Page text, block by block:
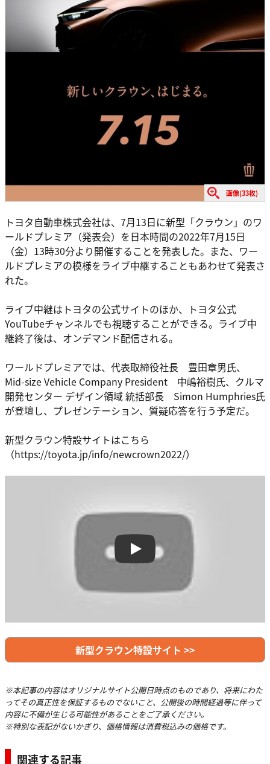
画像(33枚)
トヨタ自動車株式会社は、7月13日に新型「クラウン」のワ
ールドプレミア（発表会）を日本時間の2022年7月15日
（金）13時30分より開催することを発表した。また、ワー
ルドプレミアの模様をライブ中継することもあわせて発表さ
れた。
ライブ中継はトヨタの公式サイトのほか、トヨタ公式
YouTubeチャンネルでも視聴することができる。ライブ中
継終了後は、オンデマンド配信される。
ワールドプレミアでは、代表取締役社長 豊田章男氏、
Mid-size Vehicle Company President 中嶋裕樹氏、クルマ
開発センター デザイン領域 統括部長 Simon Humphries氏
が登壇し、プレゼンテーション、質疑応答を行う予定だ。
新型クラウン特設サイトはこちら
（https://toyota.jp/info/newcrown2022/）
Play
新型クラウン特設サイト >>
※本記事の内容はオリジナルサイト公開日時点のものであり、将来にわた
ってその真正性を保証するものでないこと、公開後の時間経過等に伴って
内容に不備が生じる可能性があることをご了承ください。
※特別な表記がないかぎり、価格情報は消費税込みの価格です。
関連する記事